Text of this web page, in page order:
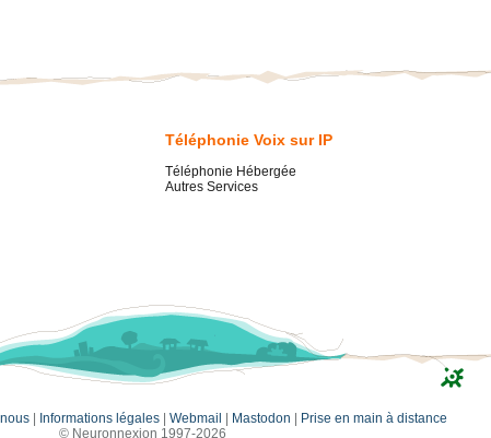
Téléphonie Voix sur IP
Téléphonie Hébergée
Autres Services
| Informations légales| Webmail Mastodon
Prise en main à distance
© Neuronnexion 1997-2026